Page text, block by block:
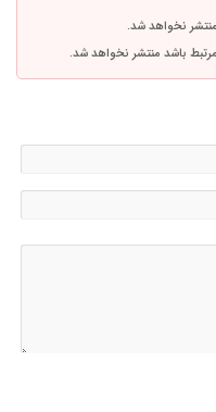
نخواهد شد.
مرتبط باشد منتشر نخواهد شد.